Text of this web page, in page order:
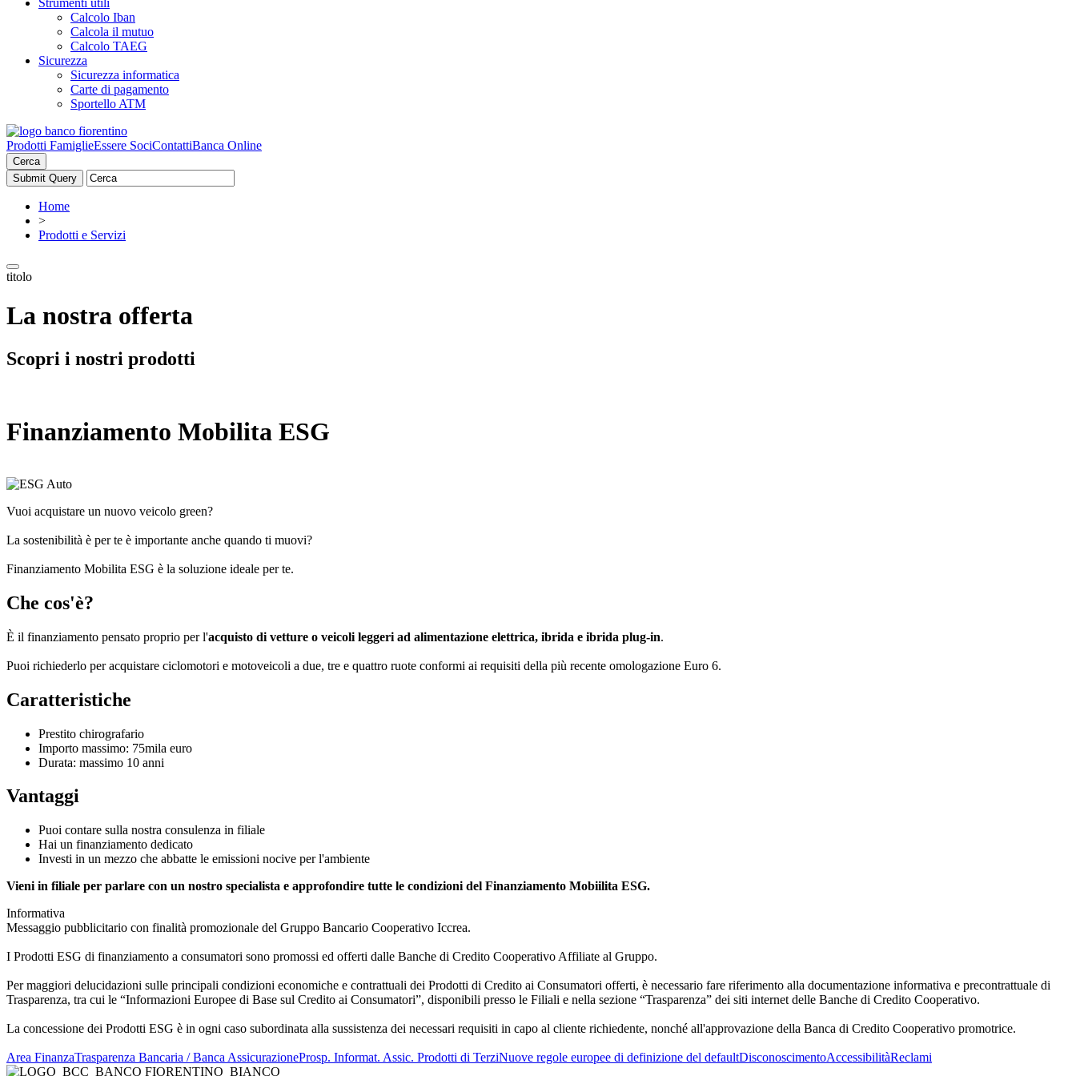
Strumenti utili
Calcolo Iban
Calcola il mutuo
Calcolo TAEG
Sicurezza
Sicurezza informatica
Carte di pagamento
Sportello ATM
Prodotti FamiglieEssere SociContattiBanca Online
Cerca
Home
>
Prodotti e Servizi
titolo
La nostra offerta
Scopri i nostri prodotti
Finanziamento Mobilita ESG
Vuoi acquistare un nuovo veicolo green?
La sostenibilità è per te è importante anche quando ti muovi?
Finanziamento Mobilita ESG è la soluzione ideale per te.
Che cos'è?
È il finanziamento pensato proprio per l'acquisto di vetture o veicoli leggeri ad alimentazione elettrica, ibrida e ibrida plug-in.
Puoi richiederlo per acquistare ciclomotori e motoveicoli a due, tre e quattro ruote conformi ai requisiti della più recente omologazione Euro 6.
Caratteristiche
Prestito chirografario
Importo massimo: 75mila euro
Durata: massimo 10 anni
Vantaggi
Puoi contare sulla nostra consulenza in filiale
Hai un finanziamento dedicato
Investi in un mezzo che abbatte le emissioni nocive per l'ambiente
Vieni in filiale per parlare con un nostro specialista e approfondire tutte le condizioni del Finanziamento Mobiilita ESG.
Informativa
Messaggio pubblicitario con finalità promozionale del Gruppo Bancario Cooperativo Iccrea.
I Prodotti ESG di finanziamento a consumatori sono promossi ed offerti dalle Banche di Credito Cooperativo Affiliate al Gruppo.
Per maggiori delucidazioni sulle principali condizioni economiche e contrattuali dei Prodotti di Credito ai Consumatori offerti, è necessario fare riferimento alla documentazione informativa e precontrattuale di
Trasparenza, tra cui le “Informazioni Europee di Base sul Credito ai Consumatori”, disponibili presso le Filiali e nella sezione “Trasparenza” dei siti internet delle Banche di Credito Cooperativo.
La concessione dei Prodotti ESG è in ogni caso subordinata alla sussistenza dei necessari requisiti in capo al cliente richiedente, nonché all'approvazione della Banca di Credito Cooperativo promotrice.
Area FinanzaTrasparenza Bancaria / Banca AssicurazioneProsp. Informat. Assic. Prodotti di TerziNuove regole europee di definizione del defaultDisconoscimentoAccessibilitàReclami